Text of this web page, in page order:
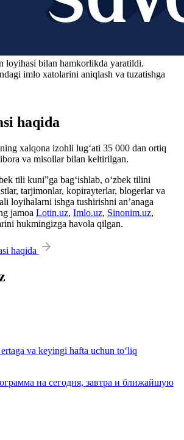
loyihasi bilan hamkorlikda yaratildi.
imlo xatolarini aniqlash va tuzatishga
haqida
xalqona izohli lug‘ati 35 000 dan ortiq
va misollar bilan keltirilgan.
tili kuni”ga bag‘ishlab, o‘zbek tilini
tarjimonlar, kopirayterlar, blogerlar va
loyihalarni ishga tushirishni an’anaga
jamoa Lotin.uz, Imlo.uz, Sinonim.uz,
hukmingizga havola qilgan.
haqida
va keyingi hafta uchun to‘liq
на сегодня, завтра и ближайшую